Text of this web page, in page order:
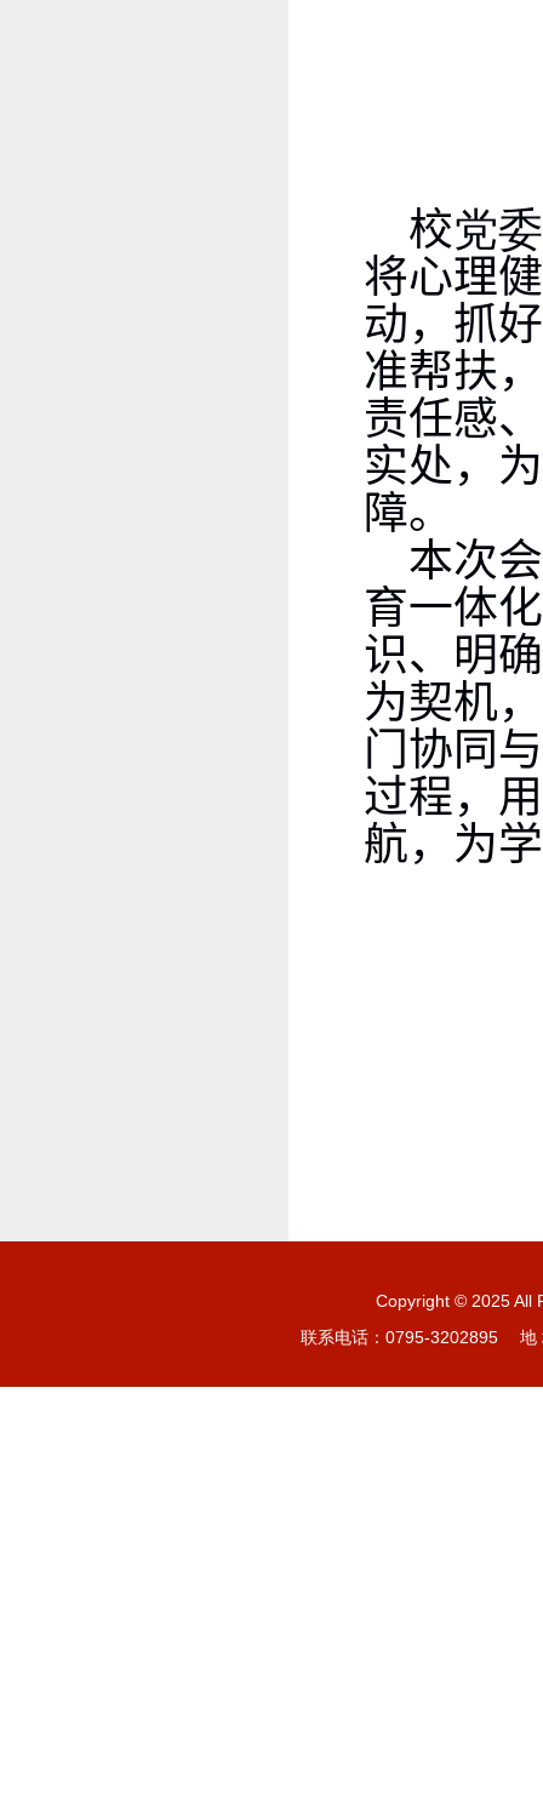
校党
将心理
动，抓
准帮扶
责任感
实处，
障。
本次
育一体
识、明
为契机
门协同
过程，
航，为
Copyright © 2025 All
联系电话：0795-3202895 地